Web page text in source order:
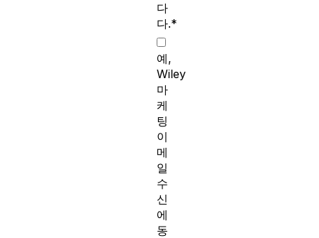
다
다.*
예,
Wiley
마
케
팅
이
메
일
수
신
에
동